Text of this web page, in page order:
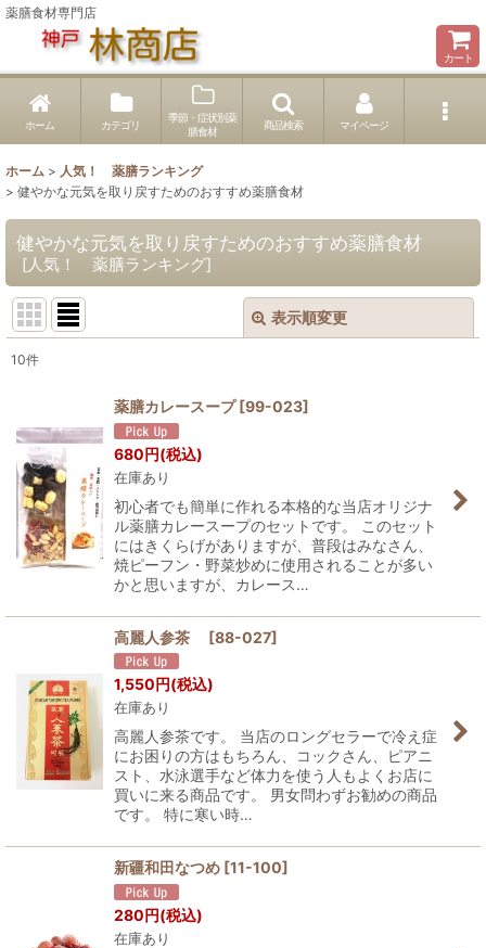
薬膳食材専門店
カート
ホーム カテゴリ
季節・症状別薬
膳食材
商品検索 マイページ
ホーム > 人気！ 薬膳ランキング
> 健やかな元気を取り戻すためのおすすめ薬膳食材
健やかな元気を取り戻すためのおすすめ薬膳食材
[人気！ 薬膳ランキング]
表示順変更
並び順:
絞り込む
10件
薬膳カレースープ [99-023]
680円(税込)
在庫あり
初心者でも簡単に作れる本格的な当店オリジナ
ル薬膳カレースープのセットです。 このセット
にはきくらげがありますが、普段はみなさん、
焼ピーフン・野菜炒めに使用されることが多い
かと思いますが、カレース…
高麗人参茶 [88-027]
1,550円(税込)
在庫あり
高麗人参茶です。 当店のロングセラーで冷え症
にお困りの方はもちろん、コックさん、ピアニ
スト、水泳選手など体力を使う人もよくお店に
買いに来る商品です。 男女問わずお勧めの商品
です。 特に寒い時…
新疆和田なつめ [11-100]
280円(税込)
在庫あり